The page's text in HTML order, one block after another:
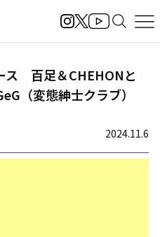
ス 百足＆CHEHONと
（変態紳士クラブ）
2024.11.6